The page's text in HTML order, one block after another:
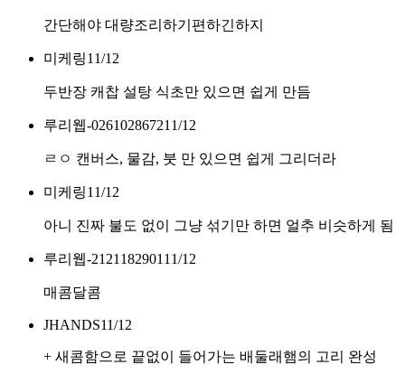
간단해야 대량조리하기편하긴하지
미케링11/12
두반장 캐찹 설탕 식초만 있으면 쉽게 만듬
루리웹-026102867211/12
ㄹㅇ 캔버스, 물감, 붓 만 있으면 쉽게 그리더라
미케링11/12
아니 진짜 불도 없이 그냥 섞기만 하면 얼추 비슷하게 됨
루리웹-2121182901 11/12
매콤달콤
JHANDS11/12
+ 새콤함으로 끝없이 들어가는 배둘래햄의 고리 완성